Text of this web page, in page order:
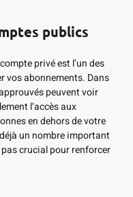
publics
privé est l’un des
vos abonnements. Dans
peuvent voir
l’accès aux
en dehors de votre
un nombre important
crucial pour renforcer